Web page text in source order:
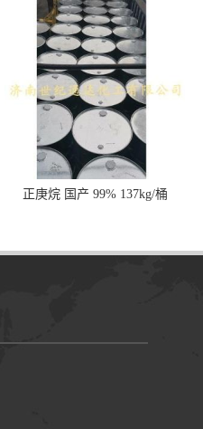
正庚烷 国产 99% 137kg/桶